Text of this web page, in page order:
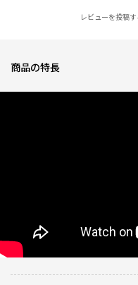
氷止めはあってもいいかも
★★★★☆
しかし、氷入りの飲み物の飲
み干せることを期待していたので
上を向いて飲めば良いと思われ
レビューを投稿
商品の特長